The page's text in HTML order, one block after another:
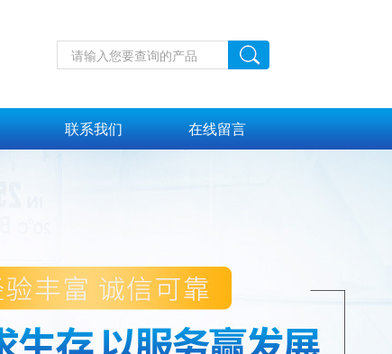
联系我们 在线留言